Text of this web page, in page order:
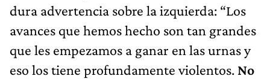
dura advertencia sobre la izquierda: “Los
avances que hemos hecho son tan grandes
que les empezamos a ganar en las urnas y
eso los tiene profundamente violentos. No